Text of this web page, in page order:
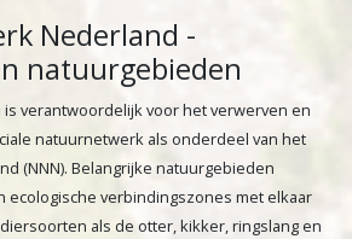
Nederland -
natuurgebieden
verantwoordelijk voor het verwerven en
natuurnetwerk als onderdeel van het
(NNN). Belangrijke natuurgebieden
ecologische verbindingszones met elkaar
als de otter, kikker, ringslang en